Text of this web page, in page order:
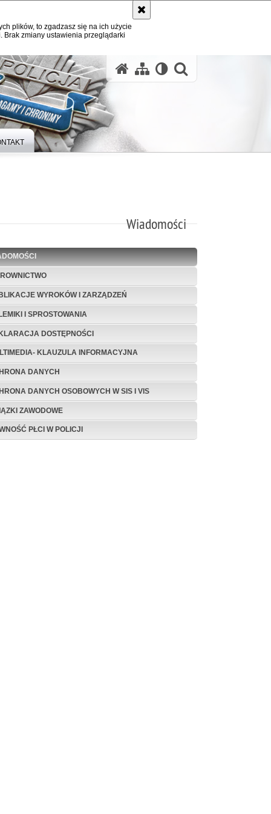
plików, to zgadzasz się na ich użycie
zmiany ustawienia przeglądarki
Wiadomości
WYROKÓW I ZARZĄDZEŃ
I SPROSTOWANIA
DOSTĘPNOŚCI
KLAUZULA INFORMACYJNA
DANYCH
DANYCH OSOBOWYCH W SIS I VIS
ZAWODOWE
PŁCI W POLICJI